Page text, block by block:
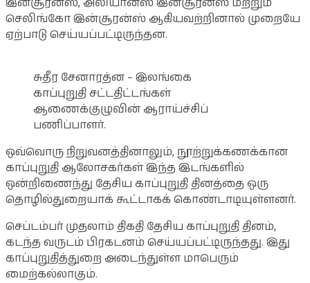
செலிங்கோ இன்சூரன்ஸ் ஆகியவற்றினால் முறையே
ஏற்பாடு செய்யப்பட்டிருந்தன.
சுதீர சேனாரத்ன – இலங்கை
காப்புறுதி சட்டதிட்டங்கள்
ஆணைக்குழுவின் ஆராய்ச்சிப்
பணிப்பாளர்.
ஒவ்வொரு நிறுவனத்தினாலும், நூற்றுக்கணக்கான
காப்புறுதி ஆலோசகர்கள் இந்த இடங்களில்
ஒன்றிணைந்து தேசிய காப்புறுதி தினத்தை ஒரு
தொழில்துறையாக் கூட்டாகக் கொண்டாடியுள்ளனர்.
செப்டம்பர் முதலாம் திகதி தேசிய காப்புறுதி தினம்,
கடந்த வருடம் பிரகடனம் செய்யப்பட்டிருந்தது. இது
காப்புறுதித்துறை அடைந்துள்ள மாபெரும்
மைற்கல்லாகும்.